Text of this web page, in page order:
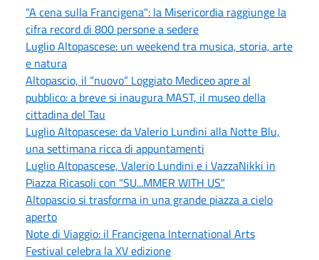
"A cena sulla Francigena": la Misericordia raggiunge la
cifra record di 800 persone a sedere
Luglio Altopascese: un weekend tra musica, storia, arte
e natura
Altopascio, il “nuovo” Loggiato Mediceo apre al
pubblico: a breve si inaugura MAST, il museo della
cittadina del Tau
Luglio Altopascese: da Valerio Lundini alla Notte Blu,
una settimana ricca di appuntamenti
Luglio Altopascese, Valerio Lundini e i VazzaNikki in
Piazza Ricasoli con "SU...MMER WITH US"
Altopascio si trasforma in una grande piazza a cielo
aperto
Note di Viaggio: il Francigena International Arts
Festival celebra la XV edizione